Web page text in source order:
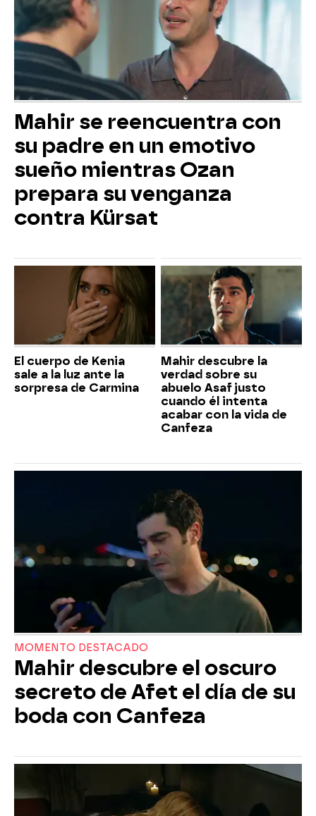
Mahir se reencuentra con
su padre en un emotivo
sueño mientras Ozan
prepara su venganza
contra Kürsat
El cuerpo de Kenia
sale a la luz ante la
sorpresa de Carmina
Mahir descubre la
verdad sobre su
abuelo Asaf justo
cuando él intenta
acabar con la vida de
Canfeza
MOMENTO DESTACADO
Mahir descubre el oscuro
secreto de Afet el día de su
boda con Canfeza